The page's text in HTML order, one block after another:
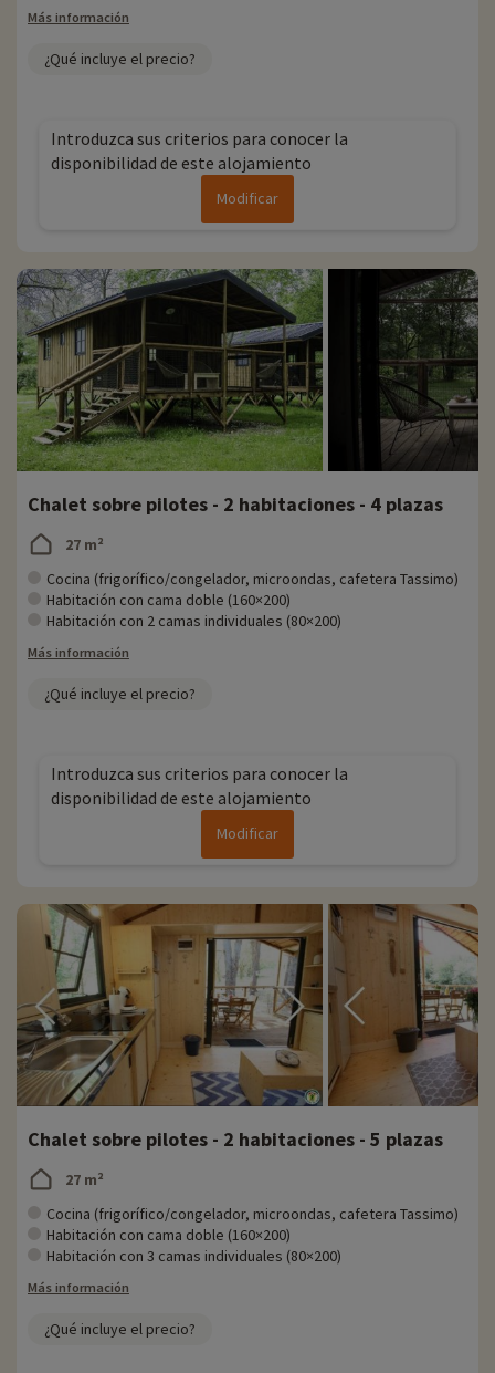
Más información
¿Qué incluye el precio?
Introduzca sus criterios para conocer la
disponibilidad de este alojamiento
Modificar
Chalet sobre pilotes - 2 habitaciones - 4 plazas
27 m²
Cocina (frigorífico/congelador, microondas, cafetera Tassimo)
Habitación con cama doble (160×200)
Habitación con 2 camas individuales (80×200)
Más información
¿Qué incluye el precio?
Introduzca sus criterios para conocer la
disponibilidad de este alojamiento
Modificar
Chalet sobre pilotes - 2 habitaciones - 5 plazas
27 m²
Cocina (frigorífico/congelador, microondas, cafetera Tassimo)
Habitación con cama doble (160×200)
Habitación con 3 camas individuales (80×200)
Más información
¿Qué incluye el precio?